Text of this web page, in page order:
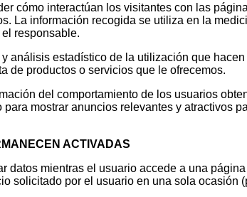
cómo interactúan los visitantes con las
La información recogida se utiliza en la
responsable.
análisis estadístico de la utilización que
de productos o servicios que le ofrecemos.
del comportamiento de los usuarios
mostrar anuncios relevantes y atractivos
ACTIVADAS
mientras el usuario accede a una
solicitado por el usuario en una sola ocasión